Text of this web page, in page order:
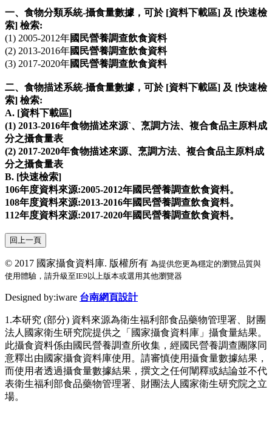
一、食物分類系統-攝食量數據，可於 [資料下載區] 及 [快速檢
索] 檢索:
(1) 2005-2012年國民營養調查飲食資料
(2) 2013-2016年國民營養調查飲食資料
(3) 2017-2020年國民營養調查飲食資料
​二、食物描述系統-攝食量數據，可於 [資料下載區] 及 [快速檢
索] 檢索:
A. [資料下載區]
(1) 2013-2016年食物描述來源`、烹調方法、複合食品主原料成
分之攝食量表
(2) 2017-2020年食物描述來源、烹調方法、複合食品主原料成
分之攝食量表
B. [快速檢索]
106年度資料來源:2005-2012年國民營養調查飲食資料。
108年度資料來源:2013-2016年國民營養調查飲食資料。
112年度資料來源:2017-2020年國民營養調查飲食資料。
回上一頁
© 2017 國家攝食資料庫. 版權所有 為提供您更為穩定的瀏覽品質與
使用體驗，請升級至IE9以上版本或選用其他瀏覽器
Designed by:iware 台南網頁設計
1.本研究 (部分) 資料來源為衛生福利部食品藥物管理署、財團
法人國家衛生研究院提供之「國家攝食資料庫」攝食量結果。
此攝食資料係由國民營養調查所收集，經國民營養調查團隊同
意釋出由國家攝食資料庫使用。請審慎使用攝食量數據結果，
而使用者透過攝食量數據結果，撰文之任何闡釋或結論並不代
表衛生福利部食品藥物管理署、財團法人國家衛生研究院之立
場。